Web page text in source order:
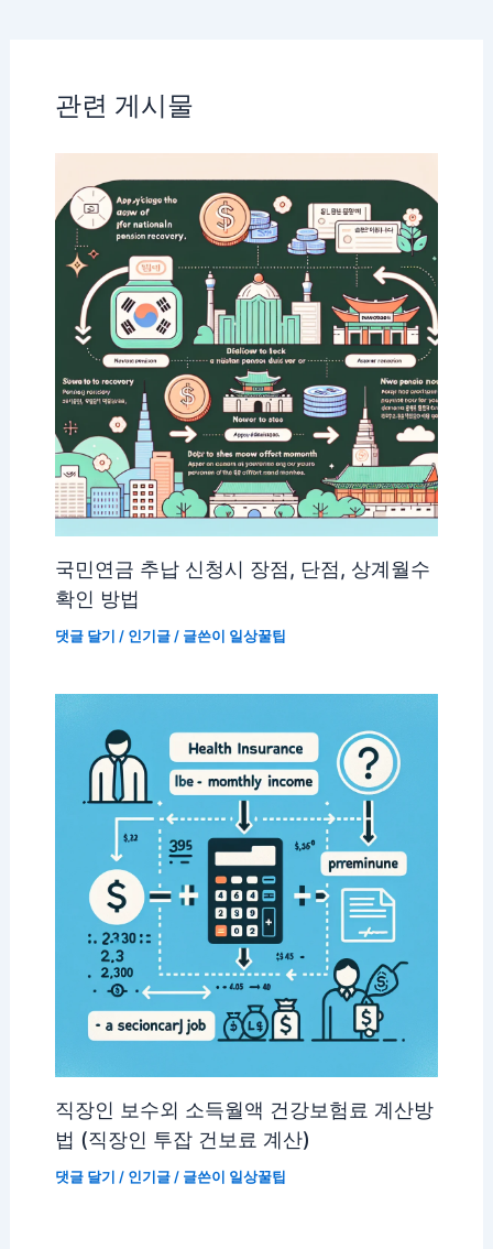
관련 게시물
국민연금 추납 신청시 장점, 단점, 상계월수
확인 방법
댓글 달기 / 인기글/ 글쓴이 일상꿀팁
직장인 보수외 소득월액 건강보험료 계산방
법 (직장인 투잡 건보료 계산)
댓글 달기 / 인기글/ 글쓴이 일상꿀팁